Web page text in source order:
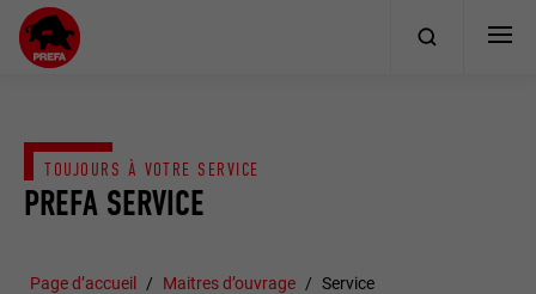
PREFA SERVICE
TOUJOURS À VOTRE SERVICE
Page d’accueil Maitres d’ouvrage Service